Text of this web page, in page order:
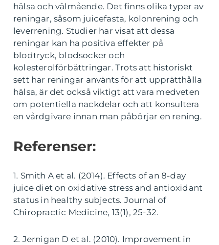
hälsa och välmående. Det finns olika typer av
reningar, såsom juicefasta, kolonrening och
leverrening. Studier har visat att dessa
reningar kan ha positiva effekter på
blodtryck, blodsocker och
kolesterolförbättringar. Trots att historiskt
sett har reningar använts för att upprätthålla
hälsa, är det också viktigt att vara medveten
om potentiella nackdelar och att konsultera
en vårdgivare innan man påbörjar en rening.
Referenser:
1. Smith A et al. (2014). Effects of an 8-day
juice diet on oxidative stress and antioxidant
status in healthy subjects. Journal of
Chiropractic Medicine, 13(1), 25-32.
2. Jernigan D et al. (2010). Improvement in